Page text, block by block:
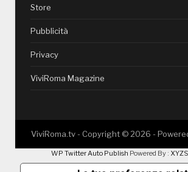
Store
Pubblicità
Privacy
ViviRoma Magazine
ViviRoma.tv - Copyright ©2026 -
WP Twitter Auto Publish Powered By :